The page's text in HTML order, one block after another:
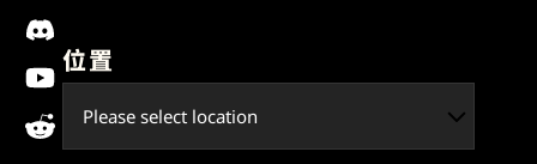
discord
youtube
reddit
位置